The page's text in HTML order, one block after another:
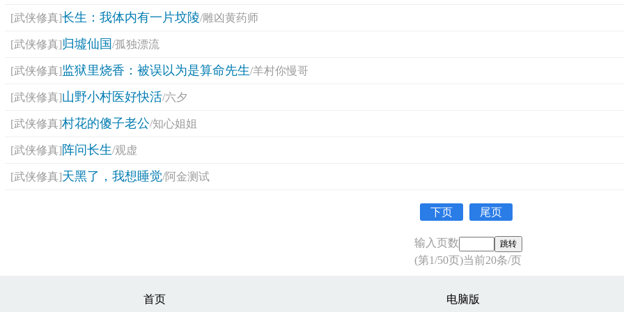
[武侠修真]长生：我体内有一片坟陵/雕凶黄药师
[武侠修真]归墟仙国/孤独漂流
[武侠修真]监狱里烧香：被误以为是算命先生/羊村你慢哥
[武侠修真]山野小村医好快活/六夕
[武侠修真]村花的傻子老公/知心姐姐
[武侠修真] 阵问长生/观虚
[武侠修真]天黑了，我想睡觉/阿金测试
下页 尾页
输入页数
(第1/50页)当前20条/页
首页 电脑版